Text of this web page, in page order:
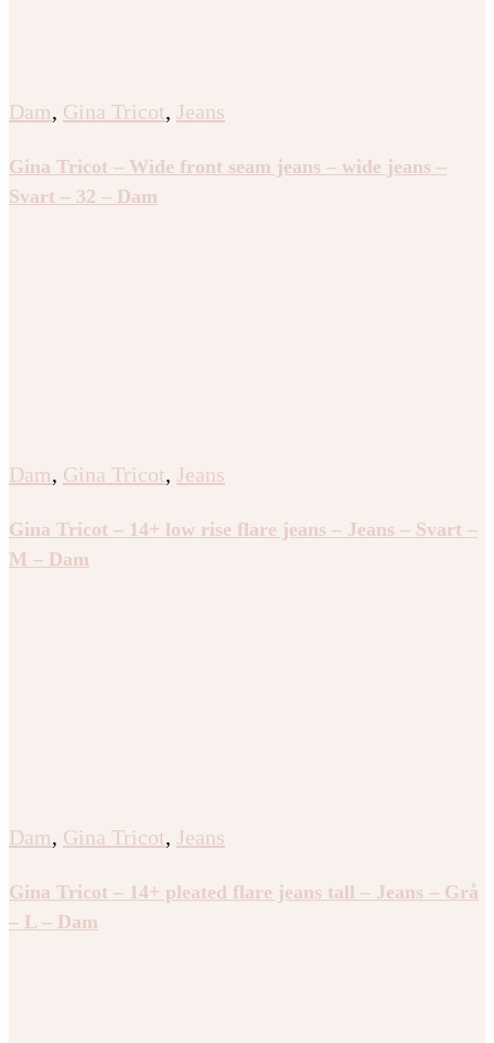
Dam, Gina Tricot, Jeans
Gina Tricot – Wide front seam jeans – wide jeans –
Svart – 32 – Dam
Dam, Gina Tricot, Jeans
Gina Tricot – 14+ low rise flare jeans – Jeans – Svart –
M – Dam
Dam, Gina Tricot, Jeans
Gina Tricot – 14+ pleated flare jeans tall – Jeans – Grå
– L – Dam